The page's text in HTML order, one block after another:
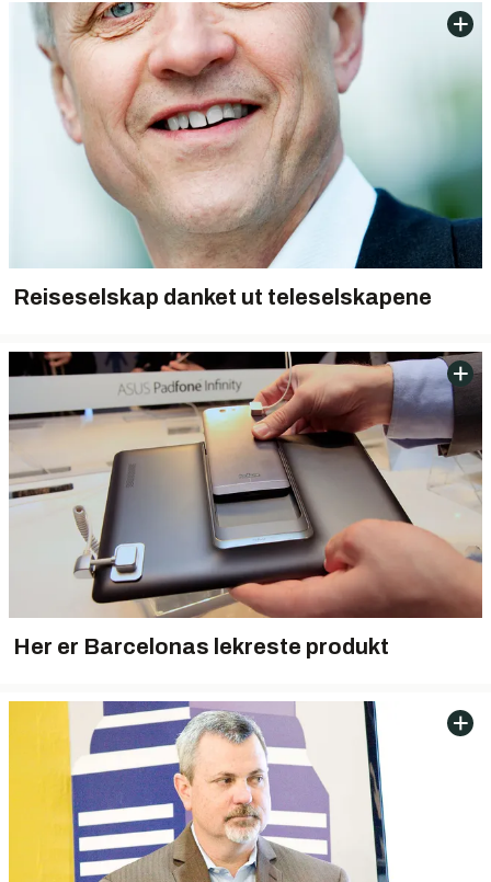
Reiseselskap danket ut teleselskapene
Her er Barcelonas lekreste produkt